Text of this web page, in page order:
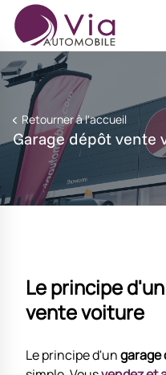
Retourner à l'accueil
Garage dépôt vente
Le principe
vente voiture
Le principe d'ungarage